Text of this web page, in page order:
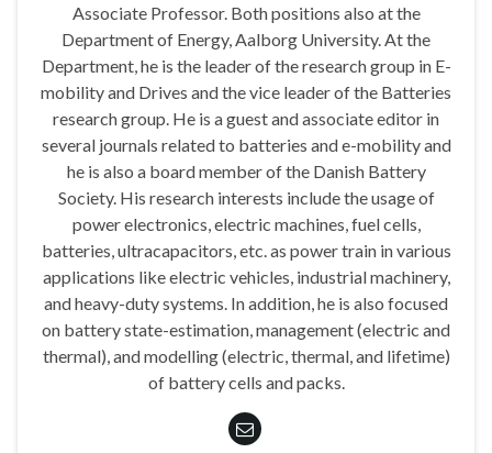
Associate Professor. Both positions also at the
Department of Energy, Aalborg University. At the
Department, he is the leader of the research group in E-
mobility and Drives and the vice leader of the Batteries
research group. He is a guest and associate editor in
several journals related to batteries and e-mobility and
he is also a board member of the Danish Battery
Society. His research interests include the usage of
power electronics, electric machines, fuel cells,
batteries, ultracapacitors, etc. as power train in various
applications like electric vehicles, industrial machinery,
and heavy-duty systems. In addition, he is also focused
on battery state-estimation, management (electric and
thermal), and modelling (electric, thermal, and lifetime)
of battery cells and packs.